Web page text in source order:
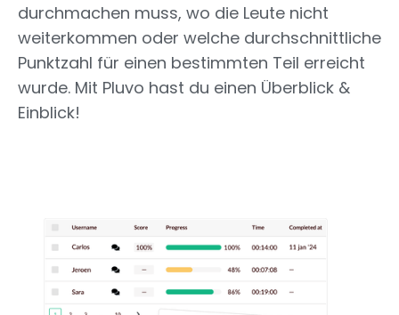
durchmachen muss, wo die Leute nicht
weiterkommen oder welche durchschnittliche
Punktzahl für einen bestimmten Teil erreicht
wurde. Mit Pluvo hast du einen Überblick &
Einblick!